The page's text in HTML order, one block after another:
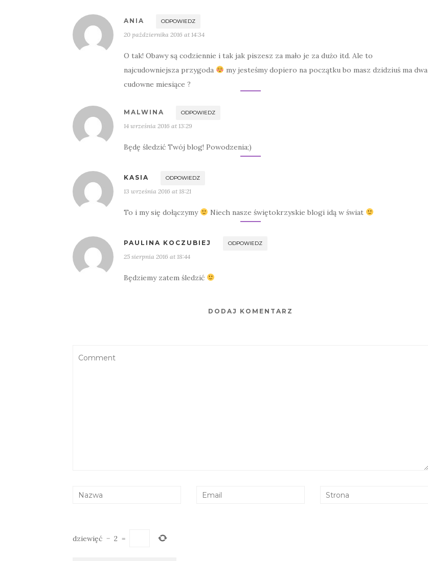
ANIA ODPOWIEDZ
20 października 2016 at 14:34
O tak! Obawy są codziennie i tak jak piszesz za mało je za dużo itd. Ale to
najcudowniejsza przygoda
my jesteśmy dopiero na początku bo masz dzidziuś ma dwa
cudowne miesiące ?
MALWINA ODPOWIEDZ
14 września 2016 at 13:29
Będę śledzić Twój blog! Powodzenia;)
KASIA ODPOWIEDZ
13 września 2016 at 18:21
To i my się dołączymy Niech nasze świętokrzyskie blogi idą w świat
PAULINA KOCZUBIEJ ODPOWIEDZ
25 sierpnia 2016 at 18:44
Będziemy zatem śledzić
DODAJ KOMENTARZ
dziewięć − 2 =